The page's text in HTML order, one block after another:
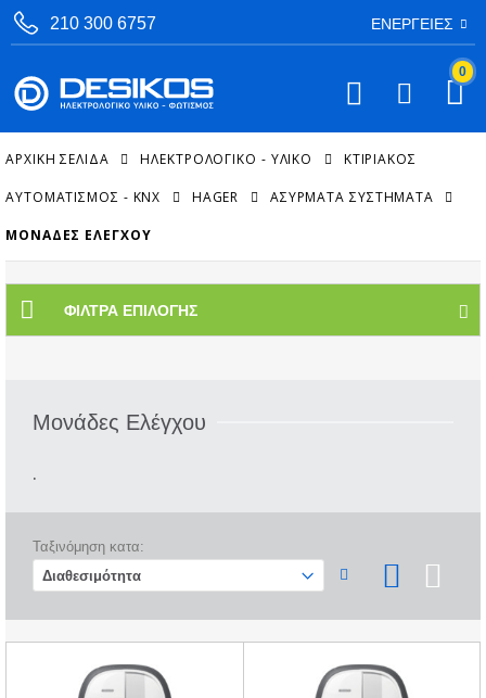
210 300 6757 ΕΝΈΡΓΕΙΕΣ
0
ΑΡΧΙΚΉ ΣΕΛΊΔΑ ΗΛΕΚΤΡΟΛΟΓΙΚΟ - ΥΛΙΚΟ ΚΤΙΡΙΑΚΌΣ
ΑΥΤΟΜΑΤΙΣΜΌΣ - KNX HAGER ΑΣΎΡΜΑΤΑ ΣΥΣΤΉΜΑΤΑ
ΜΟΝΆΔΕΣ ΕΛΈΓΧΟΥ
ΦΊΛΤΡΑ ΕΠΙΛΟΓΉΣ
Μονάδες Ελέγχου
.
Ταξινόμηση κατα: